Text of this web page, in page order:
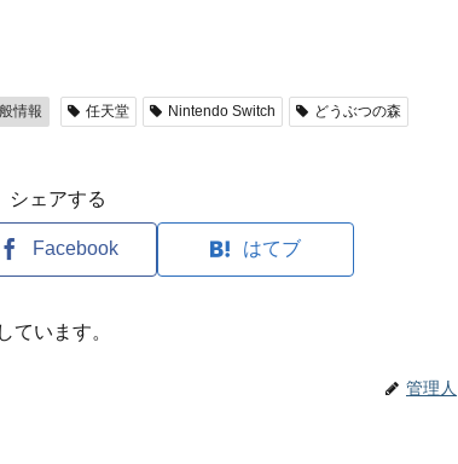
情報 任天堂 Nintendo Switch
どうぶつの森
シェアする
Facebook はてブ
ています。
管理人